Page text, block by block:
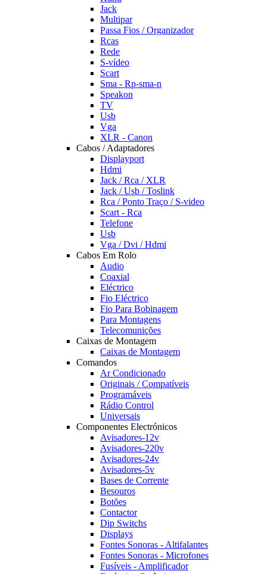
Jack
Multipar
Passa Fios / Organizador
Rcas
Rede
S-vídeo
Scart
Sma - Rp-sma-n
Speakon
TV
Usb
Vga
XLR - Canon
Cabos / Adaptadores
Displayport
Hdmi
Jack / Rca / XLR
Jack / Usb / Toslink
Rca / Ponto Traço / S-video
Scart - Rca
Telefone
Usb
Vga / Dvi / Hdmi
Cabos Em Rolo
Audio
Coaxial
Eléctrico
Fio Eléctrico
Fio Para Bobinagem
Para Montagens
Telecomunições
Caixas de Montagem
Caixas de Montagem
Comandos
Ar Condicionado
Originais / Compatíveis
Programáveis
Rádio Control
Universais
Componentes Electrónicos
Avisadores-12v
Avisadores-220v
Avisadores-24v
Avisadores-5v
Bases de Corrente
Besouros
Botões
Contactor
Dip Switchs
Displays
Fontes Sonoras - Altifalantes
Fontes Sonoras - Microfones
Fusíveis - Amplificador